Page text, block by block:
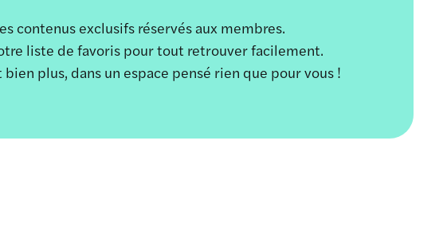
contenus exclusifs réservés aux membres.
liste de favoris pour tout retrouver facilement.
bien plus, dans un espace pensé rien que pour vous !